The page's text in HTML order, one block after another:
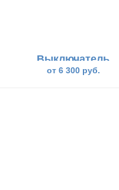
Выключатель
ВУ-701 ручка
от 6 300 руб.